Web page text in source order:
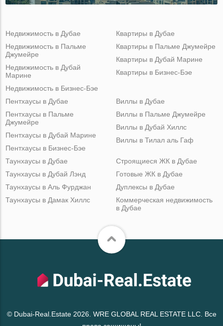
Недвижимость в Дубае
Недвижимость в Пальме
Джумейре
Недвижимость в Дубай
Марине
Недвижимость в Бизнес-Бэе
Квартиры в Дубае
Квартиры в Пальме Джумейре
Квартиры в Дубай Марине
Квартиры в Бизнес-Бэе
Пентхаусы в Дубае
Пентхаусы в Пальме
Джумейре
Пентхаусы в Дубай Марине
Пентхаусы в Бизнес-Бэе
Виллы в Дубае
Виллы в Пальме Джумейре
Виллы в Дубай Хиллс
Виллы в Тилал аль Гаф
Таунхаусы в Дубае
Таунхаусы в Дубай Лэнд
Таунхаусы в Аль Фурджан
Таунхаусы в Дамак Хиллс
Строящиеся ЖК в Дубае
Готовые ЖК в Дубае
Дуплексы в Дубае
Коммерческая недвижимость
в Дубае
© Dubai-Real.Estate 2026. WRE GLOBAL REAL ESTATE LLC. Все